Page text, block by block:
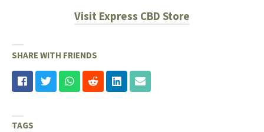
Visit Express CBD Store
SHARE WITH FRIENDS
TAGS